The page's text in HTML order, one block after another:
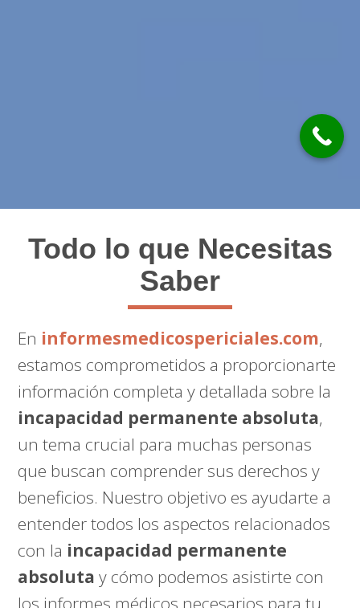
Todo lo que Necesitas
Saber
En informesmedicospericiales.com,
estamos comprometidos a proporcionarte
información completa y detallada sobre la
incapacidad permanente absoluta,
un tema crucial para muchas personas
que buscan comprender sus derechos y
beneficios. Nuestro objetivo es ayudarte a
entender todos los aspectos relacionados
con la incapacidad permanente
absoluta y cómo podemos asistirte con
los informes médicos necesarios para tu